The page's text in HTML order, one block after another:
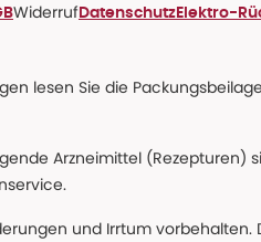
Widerruf Datenschutz Elektro-
lesen Sie die
Arzneimittel (Rezepturen)
und Irrtum